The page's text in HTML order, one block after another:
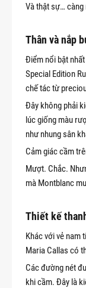
Và thật sự… càng
Thân và nắp
Điểm nổi bật
Special Edition
chế tác từ
Đây không phải
lúc giống màu
như nhung sân
Cảm giác cầm
Mượt. Chắc.
mà Montblanc
Thiết kế
Khác với vẻ nam
Maria Callas có
Các đường nét
khi cầm. Đây là